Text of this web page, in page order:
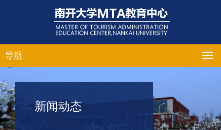
导航
新闻动态